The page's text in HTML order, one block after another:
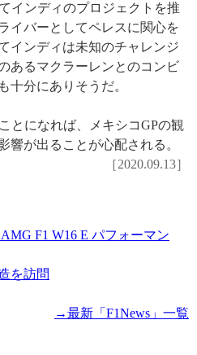
インディのプロジェクトを推
イバーとしてペレスに関心を
インディは未知のチャレンジ
あるマクラーレンとのコンビ
十分にありそうだ。
とになれば、メキシコGPの観
響が出ることが心配される。
［2020.09.13］
F1 W16 E パフォーマン
を訪問
→最新「F1News」一覧